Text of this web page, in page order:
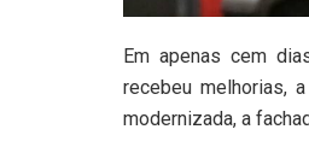
Em apenas cem
recebeu melhorias,
modernizada, a